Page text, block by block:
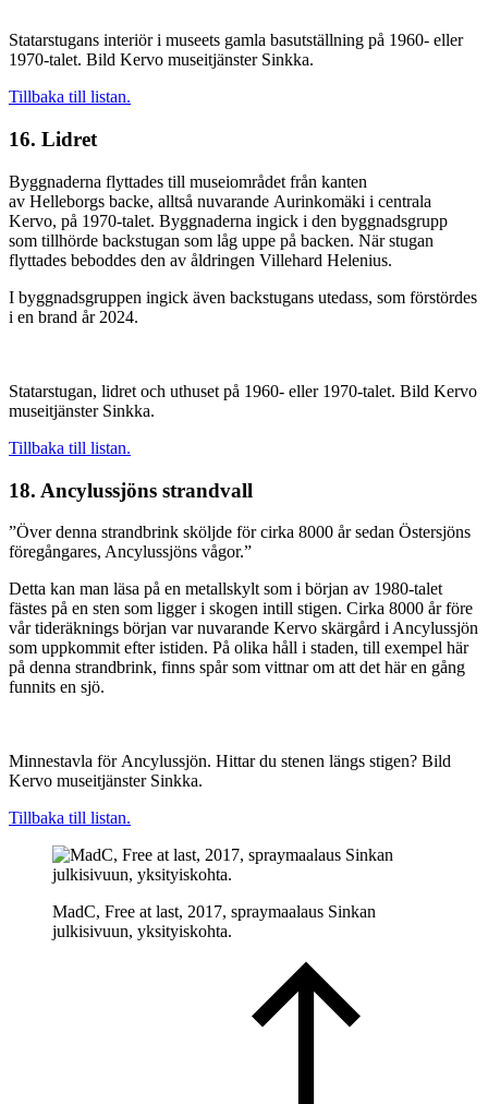
Statarstugans interiör i museets gamla basutställning på 1960- eller
1970-talet. Bild Kervo museitjänster Sinkka.
Tillbaka till listan.
16. Lidret
Byggnaderna flyttades till museiområdet från kanten
av Helleborgs backe, alltså nuvarande Aurinkomäki i centrala
Kervo, på 1970-talet. Byggnaderna ingick i den byggnadsgrupp
som tillhörde backstugan som låg uppe på backen. När stugan
flyttades beboddes den av åldringen Villehard Helenius.
I byggnadsgruppen ingick även backstugans utedass, som förstördes
i en brand år 2024.
Statarstugan, lidret och uthuset på 1960- eller 1970-talet. Bild Kervo
museitjänster Sinkka.
Tillbaka till listan.
18. Ancylussjöns strandvall
”Över denna strandbrink sköljde för cirka 8000 år sedan Östersjöns
föregångares, Ancylussjöns vågor.”
Detta kan man läsa på en metallskylt som i början av 1980-talet
fästes på en sten som ligger i skogen intill stigen. Cirka 8000 år före
vår tideräknings början var nuvarande Kervo skärgård i Ancylussjön
som uppkommit efter istiden. På olika håll i staden, till exempel här
på denna strandbrink, finns spår som vittnar om att det här en gång
funnits en sjö.
Minnestavla för Ancylussjön. Hittar du stenen längs stigen? Bild
Kervo museitjänster Sinkka.
Tillbaka till listan.
MadC, Free at last, 2017, spraymaalaus Sinkan
julkisivuun, yksityiskohta.